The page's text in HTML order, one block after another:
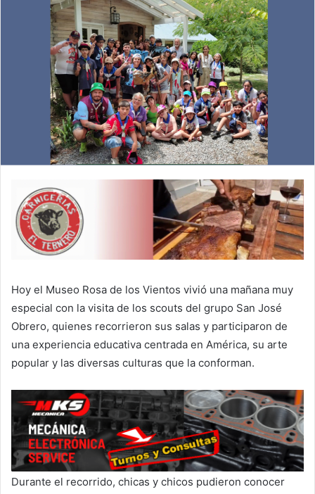
Hoy el Museo Rosa de los Vientos vivió una mañana muy
especial con la visita de los scouts del grupo San José
Obrero, quienes recorrieron sus salas y participaron de
una experiencia educativa centrada en América, su arte
popular y las diversas culturas que la conforman.
Durante el recorrido, chicas y chicos pudieron conocer